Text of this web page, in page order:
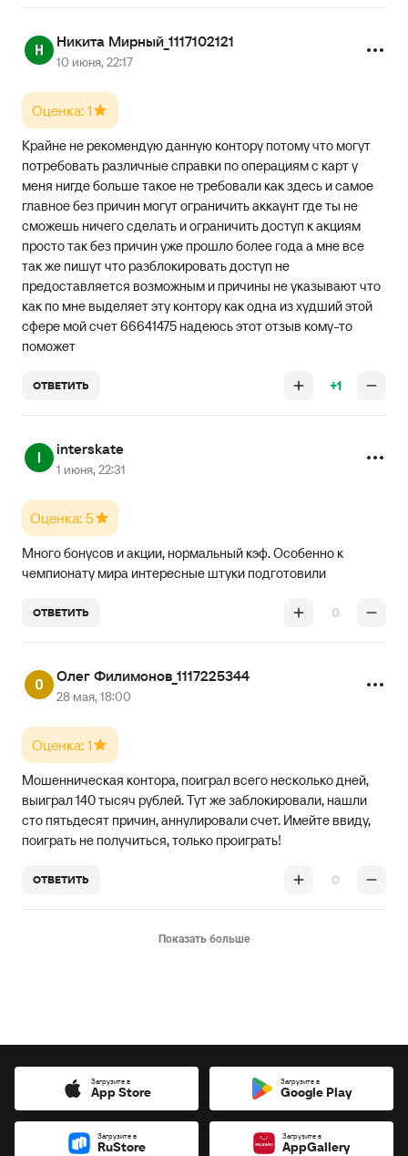
Никита Мирный_1117102121
10 июня, 22:17
Оценка: 1
Крайне не рекомендую данную контору потому что могут
потребовать различные справки по операциям с карт у
меня нигде больше такое не требовали как здесь и самое
главное без причин могут ограничить аккаунт где ты не
сможешь ничего сделать и ограничить доступ к акциям
просто так без причин уже прошло более года а мне все
так же пишут что разблокировать доступ не
предоставляется возможным и причины не указывают что
как по мне выделяет эту контору как одна из худший этой
сфере мой счет 66641475 надеюсь этот отзыв кому-то
поможет
ОТВЕТИТЬ +1
interskate
1 июня, 22:31
Оценка: 5
Много бонусов и акции, нормальный кэф. Особенно к
чемпионату мира интересные штуки подготовили
ОТВЕТИТЬ 0
Олег Филимонов_1117225344
28 мая, 18:00
Оценка: 1
Мошенническая контора, поиграл всего несколько дней,
выиграл 140 тысяч рублей. Тут же заблокировали, нашли
сто пятьдесят причин, аннулировали счет. Имейте ввиду,
поиграть не получиться, только проиграть!
ОТВЕТИТЬ 0
Показать больше
Загрузите в
App Store
Загрузите в
Google Play
Загрузите в
RuStore
Загрузите в
AppGallery